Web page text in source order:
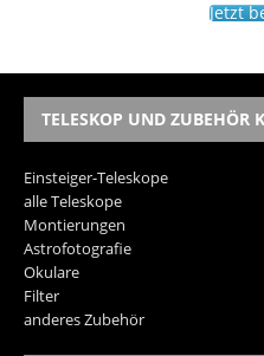
Jetzt
TELESKOP UND ZUBEHÖR
Einsteiger-Teleskope
alle Teleskope
Montierungen
Astrofotografie
Okulare
Filter
anderes Zubehör